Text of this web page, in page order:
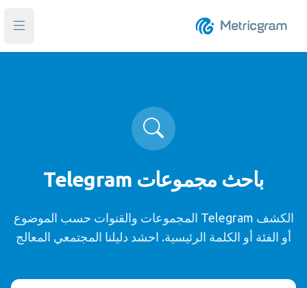
فتح
باحث مجموعات Telegram
الكشف Telegram المجموعات والقنوات حسب الموضوع
أو الفئة أو الكلمة الرئيسية. احشد دليلنا المجتمعي المعالج